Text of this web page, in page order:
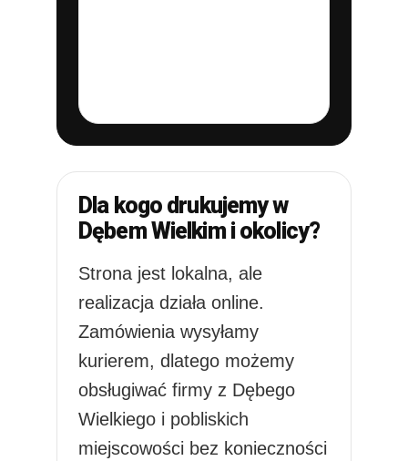
Dla kogo drukujemy w
Dębem Wielkim i okolicy?
Strona jest lokalna, ale
realizacja działa online.
Zamówienia wysyłamy
kurierem, dlatego możemy
obsługiwać firmy z Dębego
Wielkiego i pobliskich
miejscowości bez konieczności